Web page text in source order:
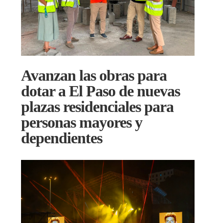
Avanzan las obras para
dotar a El Paso de nuevas
plazas residenciales para
personas mayores y
dependientes